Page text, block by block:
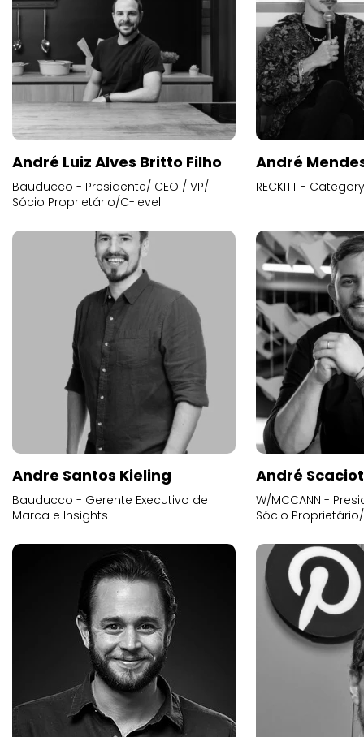
André Luiz Alves Britto Filho
Bauducco - Presidente/ CEO / VP/
Sócio Proprietário/C-level
André
RECKITT -
Andre Santos Kieling
Bauducco - Gerente Executivo de
Marca e Insights
André
W/MCCANN -
Sócio